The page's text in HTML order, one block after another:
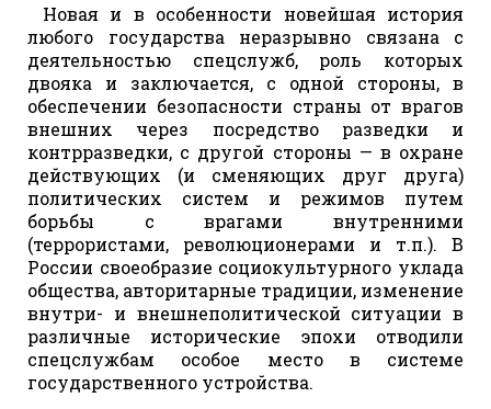
Новая и в особенности новейшая история
любого государства неразрывно связана с
деятельностью спецслужб, роль которых
двояка и заключается, с одной стороны, в
обеспечении безопасности страны от врагов
внешних через посредство разведки и
контрразведки, с другой стороны — в охране
действующих (и сменяющих друг друга)
политических систем и режимов путем
борьбы с врагами внутренними
(террористами, революционерами и т.п.). В
России своеобразие социокультурного уклада
общества, авторитарные традиции, изменение
внутри- и внешнеполитической ситуации в
различные исторические эпохи отводили
спецслужбам особое место в системе
государственного устройства.